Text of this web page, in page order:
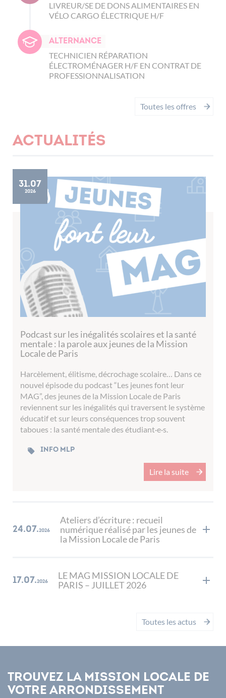
Actualités
31.07
2026
Podcast sur les inégalités scolaires et la santé
mentale : la parole aux jeunes de la Mission
Locale de Paris
Harcèlement, élitisme, décrochage scolaire… Dans ce
nouvel épisode du podcast “Les jeunes font leur
MAG”, des jeunes de la Mission Locale de Paris
reviennent sur les inégalités qui traversent le système
éducatif et sur leurs conséquences trop souvent
taboues : la santé mentale des étudiant·e·s.
Info MLP
Lire la suite
24.07.2026
Ateliers d’écriture : recueil
numérique réalisé par les jeunes de
la Mission Locale de Paris
17.07.2026
LE MAG MISSION LOCALE DE
PARIS – JUILLET 2026
Toutes les actus
LIVREUR/SE DE DONS ALIMENTAIRES EN
VÉLO CARGO ÉLECTRIQUE H/F
Alternance
TECHNICIEN RÉPARATION
ÉLECTROMÉNAGER H/F EN CONTRAT DE
PROFESSIONNALISATION
Toutes les offres
Trouvez la Mission Locale de
votre arrondissement